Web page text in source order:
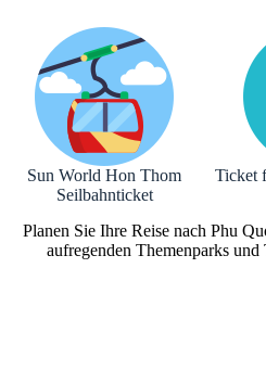
Sun World Hon Thom
Seilbahnticket
Ticket
Planen Sie Ihre Reise nach Phu
aufregenden Themenparks